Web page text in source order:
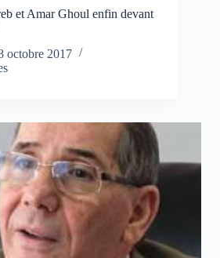
et Amar Ghoul enfin devant
octobre 2017